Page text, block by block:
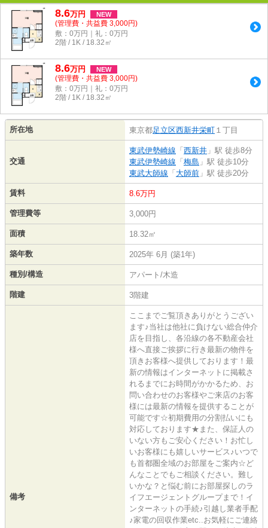
8.6万円 NEW
(管理費・共益費 3,000円)
敷：0万円｜礼：0万円
2階 / 1K / 18.32㎡
8.6万円 NEW
(管理費・共益費 3,000円)
敷：0万円｜礼：0万円
2階 / 1K / 18.32㎡
所在地 東京都足立区西新井栄町 １丁目
交通
東武伊勢崎線 「 西新井 」駅 徒歩8分
東武伊勢崎線 「 梅島 」駅 徒歩10分
東武大師線 「 大師前 」駅 徒歩20分
賃料 8.6万円
管理費等 3,000円
面積 18.32㎡
築年数 2025年 6月 (築1年)
種別/構造 アパート/木造
階建 3階建
備考
ここまでご覧頂きありがとうござい
ます♪当社は他社に負けない総合仲介
店を目指し、各沿線の各不動産会社
様へ直接ご挨拶に行き最新の物件を
頂きお客様へ提供しております！最
新の情報はインターネットに掲載さ
れるまでにお時間がかかるため、お
問い合わせのお客様やご来店のお客
様には最新の情報を提供することが
可能です☆初期費用の分割払いにも
対応しております★また、保証人の
いない方もご安心ください！お忙し
いお客様にも嬉しいサービス♪いつで
も首都圏全域のお部屋をご案内☆ど
んなことでもご相談ください。難し
いかな？と悩む前にお部屋探しのラ
イフエージェントグループまで！イ
ンターネットの手続♪引越し業者手配
♪家電の回収作業etc..お気軽にご連絡